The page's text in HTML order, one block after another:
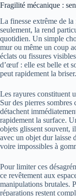
Fragilité mécanique :
La finesse extrême de
seulement, la rend
quotidien. Un simple
mur ou même un coup
éclats ou fissures
d’œuf : elle est belle et
peut rapidement la briser.
Les rayures constituent
Sur des pierres sombres
détachent
rapidement la surface.
objets glissent souvent,
avec un objet dur laisse
voire impossibles à
Pour limiter ces
ce revêtement aux
manipulations brutales.
réparations restent